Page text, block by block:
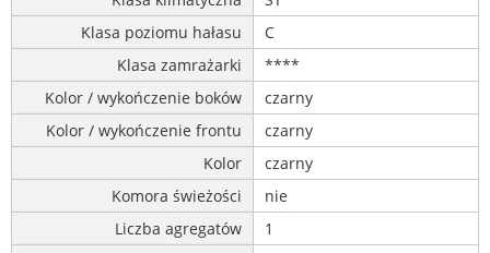
Klasa poziomu hałasu
C
Klasa zamrażarki
****
Kolor / wykończenie boków
czarny
Kolor / wykończenie frontu
czarny
Kolor
czarny
Komora świeżości
nie
Liczba agregatów
1